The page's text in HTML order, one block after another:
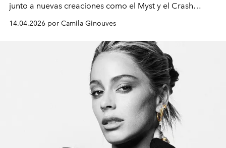
junto a nuevas creaciones como el Myst y el Crash
14.04.2026 por Camila Ginouves